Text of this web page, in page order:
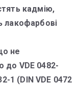
кадмію,
лакофарбові
не
до VDE 0482-
1 (DIN VDE 0472